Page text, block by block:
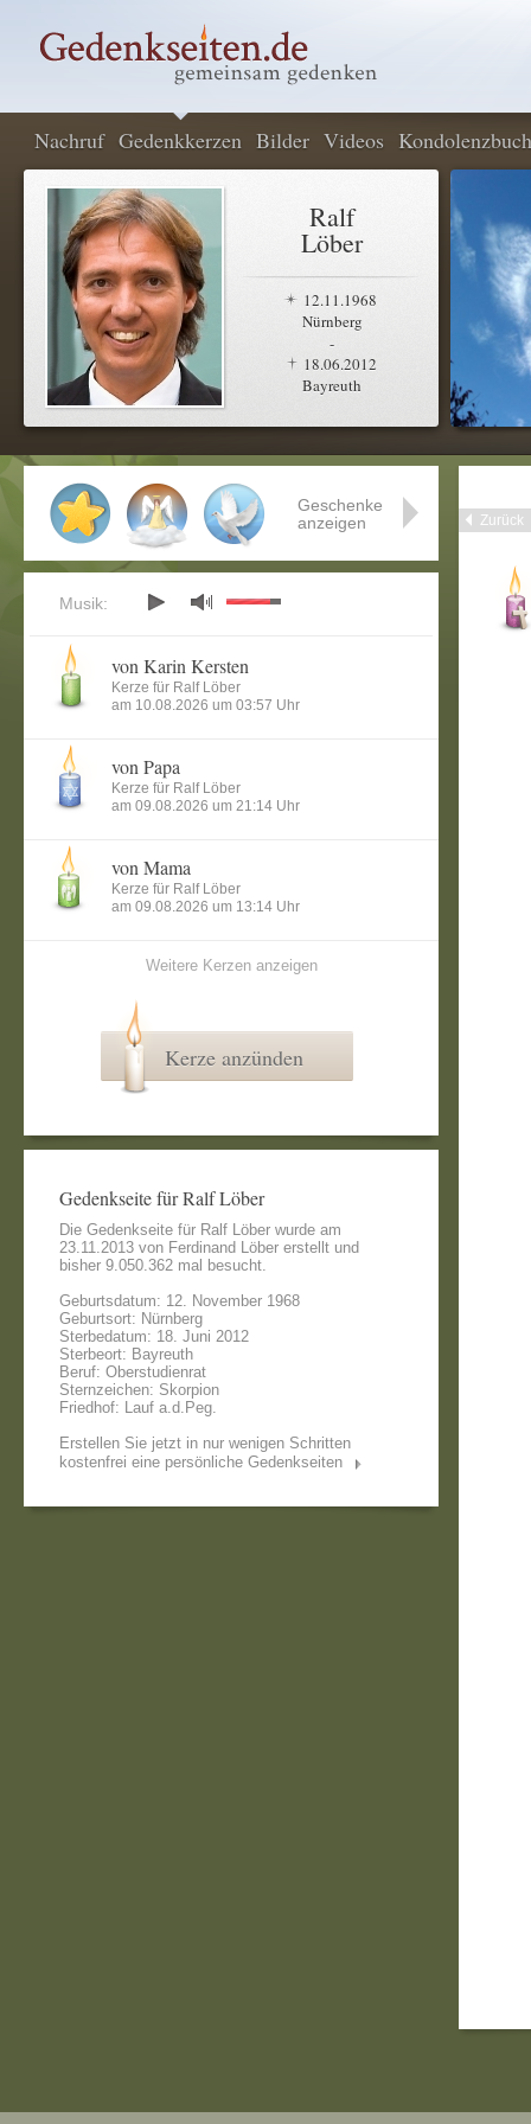
Nachruf Gedenkkerzen Bilder Videos Kondolenzbuch
Ralf
Löber
12.11.1968
Nürnberg
-
18.06.2012
Bayreuth
Zurück
Geschenke
anzeigen
Musik:
von Karin Kersten
Kerze für Ralf Löber
am 10.08.2026 um 03:57 Uhr
von Papa
Kerze für Ralf Löber
am 09.08.2026 um 21:14 Uhr
von Mama
Kerze für Ralf Löber
am 09.08.2026 um 13:14 Uhr
Weitere Kerzen anzeigen
Kerze anzünden
Gedenkseite für Ralf Löber
Die Gedenkseite für Ralf Löber wurde am
23.11.2013 von Ferdinand Löber erstellt und
bisher 9.050.362 mal besucht.
Geburtsdatum: 12. November 1968
Geburtsort: Nürnberg
Sterbedatum: 18. Juni 2012
Sterbeort: Bayreuth
Beruf: Oberstudienrat
Sternzeichen: Skorpion
Friedhof: Lauf a.d.Peg.
Erstellen Sie jetzt in nur wenigen Schritten
kostenfrei eine persönliche Gedenkseiten